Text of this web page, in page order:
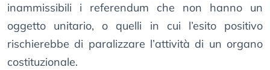
inammissibili i referendum che non hanno un
oggetto unitario, o quelli in cui l’esito positivo
rischierebbe di paralizzare l’attività di un organo
costituzionale.